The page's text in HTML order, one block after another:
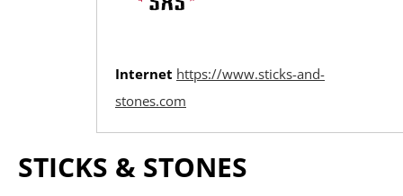
Internet https://www.sticks-and-
stones.com
STICKS & STONES